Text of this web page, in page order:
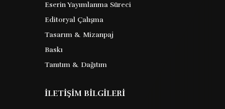
Film Tekniği Ve Film
Oyunculuğu V. I.
Pudovkın’İn Sinema
Yazıları
Vsevolod Pudovkin
Barkod :
9786254194290
Yayın Evi : XX
Eserin Yayımlanma Süreci
Editoryal Çalışma
Tasarım & Mizanpaj
Baskı
Tanıtım & Dağıtım
İLETİŞİM BİLGİLERİ